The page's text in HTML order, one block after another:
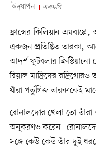
উদ্‌যাপন
এএফপি
ফ্রান্সের কিলিয়ান
একজন প্রতিষ্ঠিত তারকা,
আদর্শ ফুটবলার
রিয়াল মাদ্রিদের
যাঁরা পর্তুগিজ তারকাকেই
রোনালদোর খেলা তো
অনুকরণও করেন।
সঙ্গে কেউ কেউ তাঁর দুই